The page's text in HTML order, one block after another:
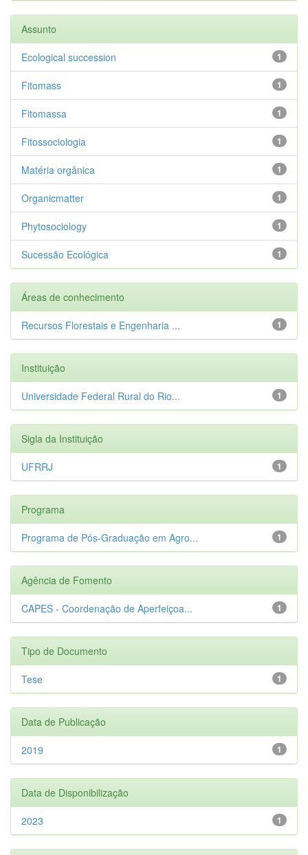
Assunto
1
Ecological succession
1
Fitomass
1
Fitomassa
1
Fitossociologia
1
Matéria orgânica
1
Organicmatter
1
Phytosociology
1
Sucessão Ecológica
Áreas de conhecimento
1
Recursos Florestais e Engenharia ...
Instituição
1
Universidade Federal Rural do Rio...
Sigla da Instituição
1
UFRRJ
Programa
1
Programa de Pós-Graduação em Agro...
Agência de Fomento
1
CAPES - Coordenação de Aperfeiçoa...
Tipo de Documento
1
Tese
Data de Publicação
1
2019
Data de Disponibilização
1
2023